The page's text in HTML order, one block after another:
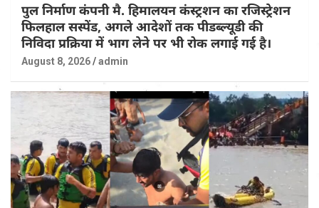
पुल निर्माण कंपनी मै. हिमालयन कंस्ट्रशन का रजिस्ट्रेशन
फिलहाल सस्पेंड, अगले आदेशों तक पीडब्ल्यूडी की
निविदा प्रक्रिया में भाग लेने पर भी रोक लगाई गई है।
August 8, 2026 admin